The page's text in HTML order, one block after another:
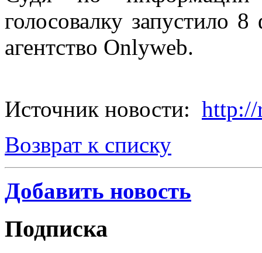
голосовалку запустило
агентство Onlyweb.
Источник новости: http://
Возврат к списку
Добавить новость
Подписка